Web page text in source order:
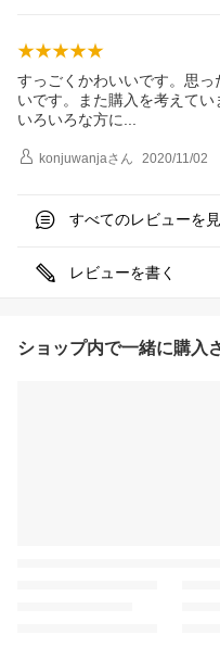
すっごくかわいいです。思
いです。また購入を考えて
いろいろな方に
konjuwanjaさん 2020/11/02
すべてのレビューを
レビューを書く
ショップ内で一緒に購入